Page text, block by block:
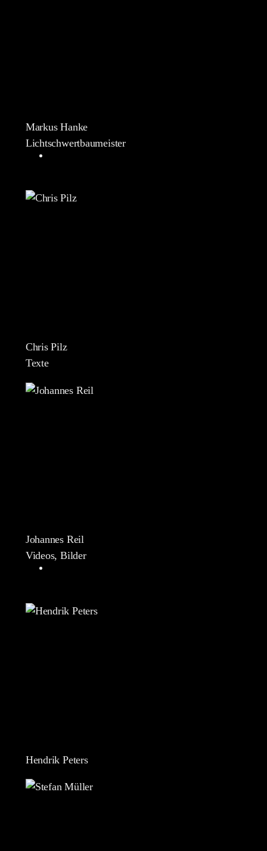
Markus Hanke
Lichtschwertbaumeister
Chris Pilz
Texte
Johannes Reil
Videos, Bilder
Hendrik Peters